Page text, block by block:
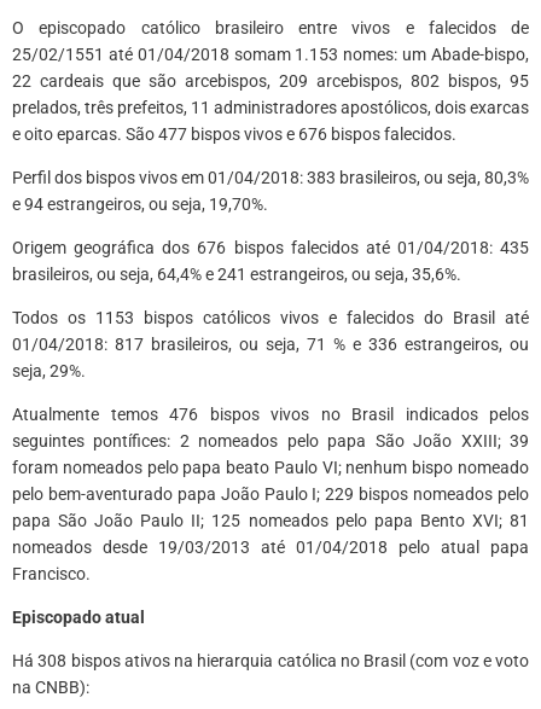
O episcopado católico brasileiro entre vivos e falecidos de
25/02/1551 até 01/04/2018 somam 1.153 nomes: um Abade-bispo,
22 cardeais que são arcebispos, 209 arcebispos, 802 bispos, 95
prelados, três prefeitos, 11 administradores apostólicos, dois exarcas
e oito eparcas. São 477 bispos vivos e 676 bispos falecidos.
Perfil dos bispos vivos em 01/04/2018: 383 brasileiros, ou seja, 80,3%
e 94 estrangeiros, ou seja, 19,70%.
Origem geográfica dos 676 bispos falecidos até 01/04/2018: 435
brasileiros, ou seja, 64,4% e 241 estrangeiros, ou seja, 35,6%.
Todos os 1153 bispos católicos vivos e falecidos do Brasil até
01/04/2018: 817 brasileiros, ou seja, 71 % e 336 estrangeiros, ou
seja, 29%.
Atualmente temos 476 bispos vivos no Brasil indicados pelos
seguintes pontífices: 2 nomeados pelo papa São João XXIII; 39
foram nomeados pelo papa beato Paulo VI; nenhum bispo nomeado
pelo bem-aventurado papa João Paulo I; 229 bispos nomeados pelo
papa São João Paulo II; 125 nomeados pelo papa Bento XVI; 81
nomeados desde 19/03/2013 até 01/04/2018 pelo atual papa
Francisco.
Episcopado atual
Há 308 bispos ativos na hierarquia católica no Brasil (com voz e voto
na CNBB):